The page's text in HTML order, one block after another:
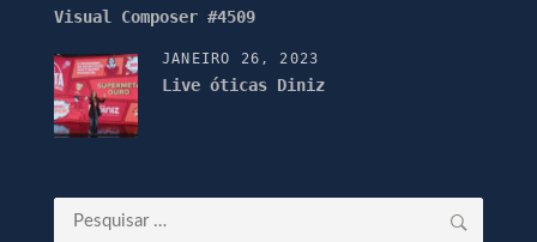
Visual Composer #4509
JANEIRO 26, 2023
Live óticas Diniz
Pesquisar